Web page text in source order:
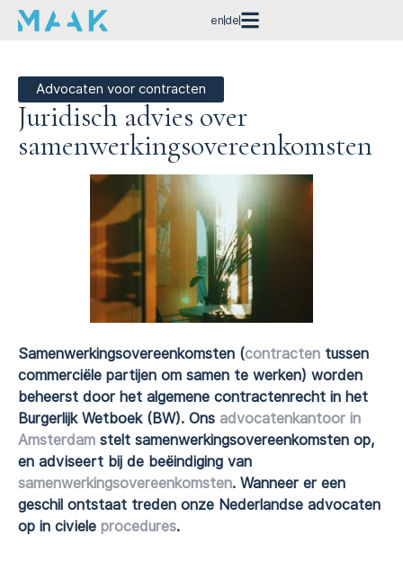
en de
Advocaten voor contracten
Juridisch advies over
samenwerkingsovereenkomsten
Samenwerkingsovereenkomsten (contracten tussen
commerciële partijen om samen te werken) worden
beheerst door het algemene contractenrecht in het
Burgerlijk Wetboek (BW). Ons advocatenkantoor in
Amsterdam stelt samenwerkingsovereenkomsten op,
en adviseert bij de beëindiging van
samenwerkingsovereenkomsten. Wanneer er een
geschil ontstaat treden onze Nederlandse advocaten
op in civiele procedures.